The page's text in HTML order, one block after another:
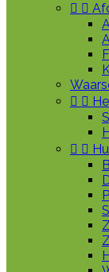
 
 
 